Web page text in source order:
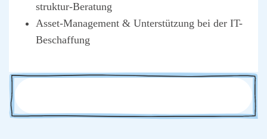
struk­tur-Bera­tung
Asset-Manage­ment & Unter­stüt­zung bei der IT-
Beschaf­fung